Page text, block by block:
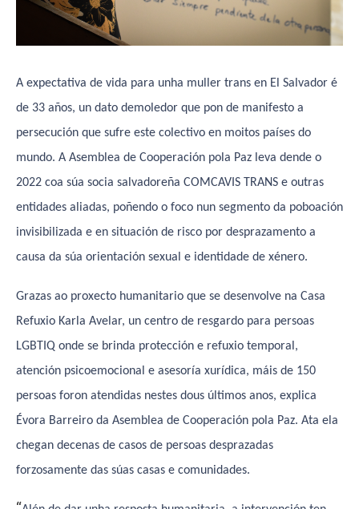
A expectativa de vida para unha muller trans en El Salvador é
de 33 años, un dato demoledor que pon de manifesto a
persecución que sufre este colectivo en moitos países do
mundo. A Asemblea de Cooperación pola Paz leva dende o
2022 coa súa socia salvadoreña COMCAVIS TRANS e outras
entidades aliadas, poñendo o foco nun segmento da poboación
invisibilizada e en situación de risco por desprazamento a
causa da súa orientación sexual e identidade de xénero.
Grazas ao proxecto humanitario que se desenvolve na Casa
Refuxio Karla Avelar, un centro de resgardo para persoas
LGBTIQ onde se brinda protección e refuxio temporal,
atención psicoemocional e asesoría xurídica, máis de 150
persoas foron atendidas nestes dous últimos anos, explica
Évora Barreiro da Asemblea de Cooperación pola Paz. Ata ela
chegan decenas de casos de persoas desprazadas
forzosamente das súas casas e comunidades.